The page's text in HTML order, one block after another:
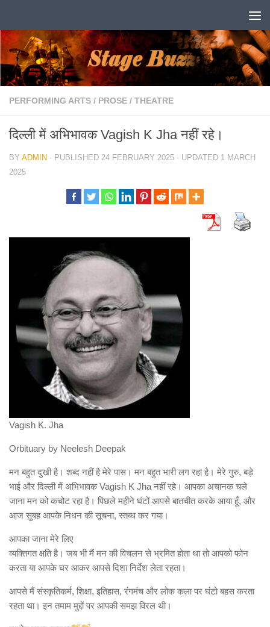
PERFORMING ARTS / PROSE / THEATRE
दिल्ली में अभिभावक Vagish K Jha नहीं रहे।
BY ADMIN · PUBLISHED 24 FEBRUARY 2025 · UPDATED 1 MARCH
2025
Vagish K. Jha
Orbituary by Neelesh Deepak
मन बहुत दुखी है। शब्द नहीं है मेरे पास। मन बहुत भारी लग रहा है। मेरे गुरु, बड़े
भाई और दिल्ली में अभिभावक Vagish K Jha नहीं रहे। आपका अचानक चले
जाना मन को कचोट रहा है। पिछले महीने घंटों आपसे बातचीत करके आया हूँ, और
आज सुबह आपके निधन की सूचना, स्तब्ध कर गया।
आपका जाना मेरे लिए
व्यक्तिगत क्षति है। जब भी मैं मन की विचलन से भ्रमित होता था तो आपको फोन
करता या आपके घर आकर आपसे दिशा निर्देश लेता रहता।
आपसे मैं संस्कृतिकर्म, शिक्षा, इतिहास, रंगमंच और लोक कला पर घंटो बहस करता
रहता था। इन तमाम मुद्दों पर आपकी समझ विरल थी।